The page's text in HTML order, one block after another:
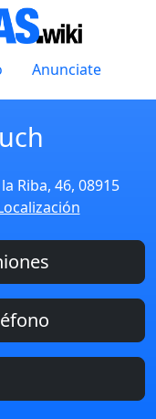
Anunciate
Riba, 46, 08915